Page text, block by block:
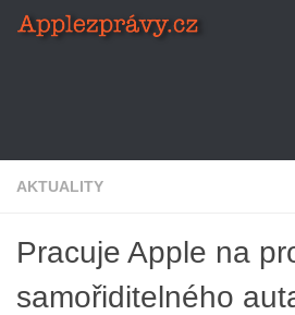
Skip to content
AKTUALITY
Pracuje Apple na
samořiditelného